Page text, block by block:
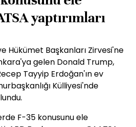
yaptırımları
Hükümet Başkanları Zirvesi'ne
gelen Donald Trump,
Tayyip Erdoğan'ın ev
Külliyesi'nde
F-35 konusunu ele